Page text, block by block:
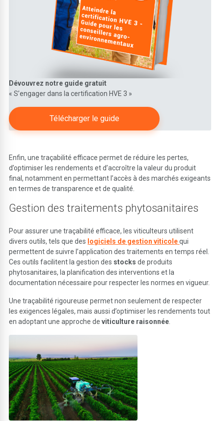
Dévouvrez notre guide gratuit
« S’engager dans la certification HVE 3 »
Télécharger le guide
Enfin, une traçabilité efficace permet de réduire les pertes,
d’optimiser les rendements et d’accroître la valeur du produit
final, notamment en permettant l’accès à des marchés exigeants
en termes de transparence et de qualité.
Gestion des traitements phytosanitaires
Pour assurer une traçabilité efficace, les viticulteurs utilisent
divers outils, tels que des logiciels de gestion viticole qui
permettent de suivre l’application des traitements en temps réel.
Ces outils facilitent la gestion des stocks de produits
phytosanitaires, la planification des interventions et la
documentation nécessaire pour respecter les normes en vigueur.
Une traçabilité rigoureuse permet non seulement de respecter
les exigences légales, mais aussi d’optimiser les rendements tout
en adoptant une approche deviticulture raisonnée